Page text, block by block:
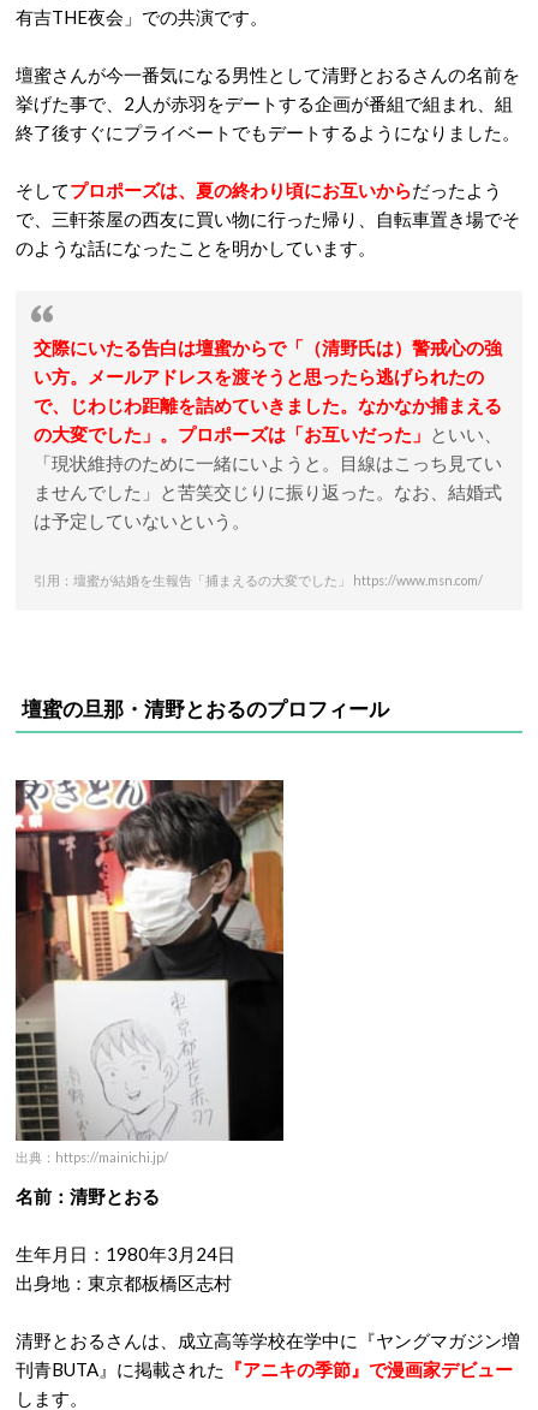
有吉THE夜会」での共演です。
壇蜜さんが今一番気になる男性として清野とおるさんの名前を
挙げた事で、2人が赤羽をデートする企画が番組で組まれ、組
終了後すぐにプライベートでもデートするようになりました。
そしてプロポーズは、夏の終わり頃にお互いからだったよう
で、三軒茶屋の西友に買い物に行った帰り、自転車置き場でそ
のような話になったことを明かしています。
交際にいたる告白は壇蜜からで「（清野氏は）警戒心の強
い方。メールアドレスを渡そうと思ったら逃げられたの
で、じわじわ距離を詰めていきました。なかなか捕まえる
の大変でした」。プロポーズは「お互いだった」 といい、
「現状維持のために一緒にいようと。目線はこっち見てい
ませんでした」と苦笑交じりに振り返った。なお、結婚式
は予定していないという。
引用：壇蜜が結婚を生報告「捕まえるの大変でした」 https://www.msn.com/
壇蜜の旦那・清野とおるのプロフィール
出典：https://mainichi.jp/
名前：清野とおる
生年月日：1980年3月24日
出身地：東京都板橋区志村
清野とおるさんは、成立高等学校在学中に『ヤングマガジン増
刊青BUTA』に掲載された
『アニキの季節』で漫画家デビュー
します。